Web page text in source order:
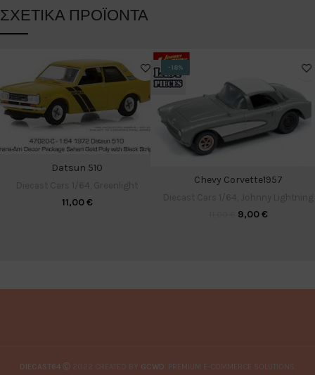
ΣΧΕΤΙΚΆ ΠΡΟΪΌΝΤΑ
Datsun 510
11,00€
-18%
Chevy Corvette1957
9,00€
DIECAST64 2022 CREATED BY GCWD . PREMIUM E-COMMERCE SOLUTIONS.